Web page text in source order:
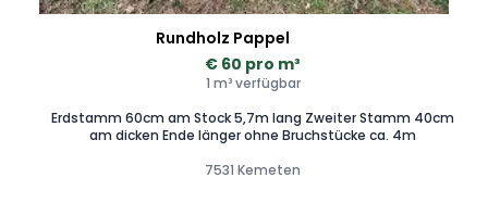
Rundholz Pappel
€ 60 pro m³
1 m³ verfügbar
Erdstamm 60cm am Stock 5,7m lang Zweiter Stamm 40cm
am dicken Ende länger ohne Bruchstücke ca. 4m
7531 Kemeten